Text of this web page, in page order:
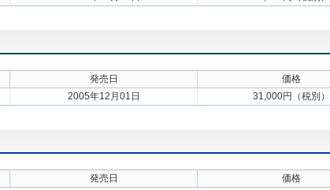
発売日
価格
2005年12月01日 31,000円（税別）
発売日 価格